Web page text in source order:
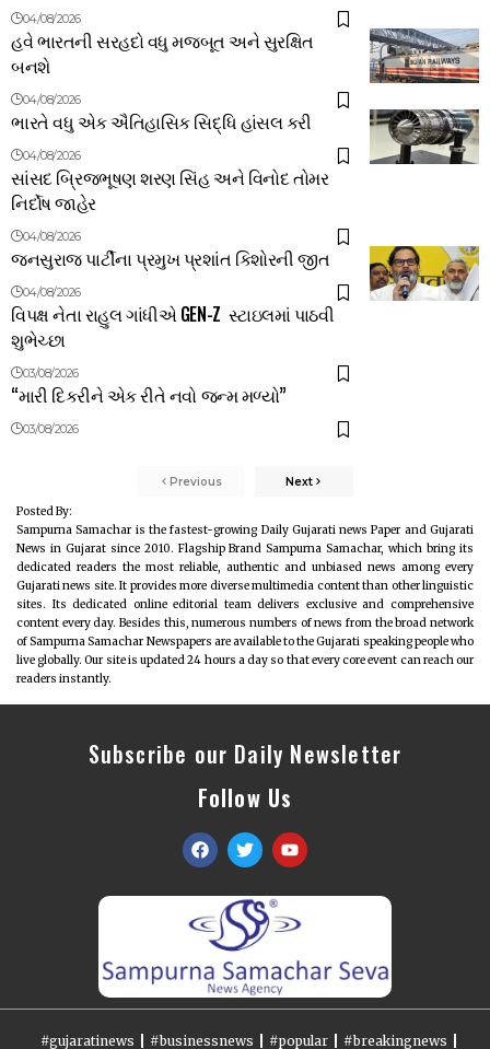
04/08/2026
હવે ભારતની સરહદો વધુ મજબૂત અને સુરક્ષિત
બનશે
04/08/2026
ભારતે વધુ એક ઐતિહાસિક સિદ્ધિ હાંસલ કરી
04/08/2026
સાંસદ બ્રિજભૂષણ શરણ સિંહ અને વિનોદ તોમર
નિર્દોષ જાહેર
04/08/2026
જનસુરાજ પાર્ટીના પ્રમુખ પ્રશાંત કિશોરની જીત
04/08/2026
વિપક્ષ નેતા રાહુલ ગાંધીએ GEN-Z સ્ટાઇલમાં પાઠવી
શુભેચ્છા
03/08/2026
“મારી દિકરીને એક રીતે નવો જન્મ મળ્યો”
03/08/2026
Previous Next
Posted By:
Sampurna Samachar is the fastest-growing Daily Gujarati news Paper and Gujarati
News in Gujarat since 2010. Flagship Brand Sampurna Samachar, which bring its
dedicated readers the most reliable, authentic and unbiased news among every
Gujarati news site. It provides more diverse multimedia content than other linguistic
sites. Its dedicated online editorial team delivers exclusive and comprehensive
content every day. Besides this, numerous numbers of news from the broad network
of Sampurna Samachar Newspapers are available to the Gujarati speaking people who
live globally. Our site is updated 24 hours a day so that every core event can reach our
readers instantly.
Subscribe our Daily Newsletter
Follow Us
#gujaratinews #businessnews #popular #breakingnews